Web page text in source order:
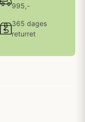
995,-
365 dages
returret